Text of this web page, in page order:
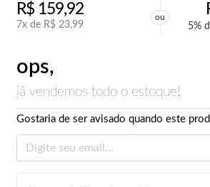
R$159,92
7x de R$ 23,99
ou
5%
ops,
já vendemos todo o estoque!
Gostaria de ser avisado quando este